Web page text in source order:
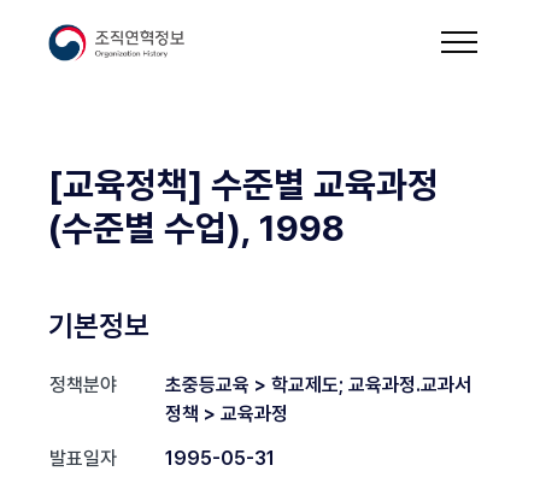
[교육정책] 수준별 교육과정
(수준별 수업), 1998
기본정보
정책분야
초중등교육 > 학교제도; 교육과정.교과서
정책 > 교육과정
발표일자
1995-05-31